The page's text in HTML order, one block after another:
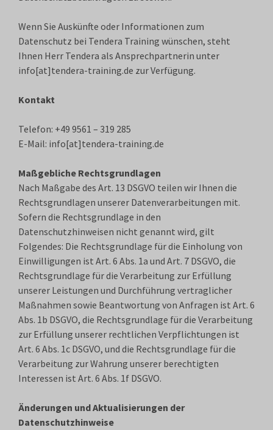
Wenn Sie Auskünfte oder Informationen zum
Datenschutz bei Tendera Training wünschen, steht
Ihnen Herr Tendera als Ansprechpartnerin unter
info[at]tendera-training.de zur Verfügung.
Kontakt
Telefon: +49 9561 – 319 285
E-Mail: info[at]tendera-training.de
Maßgebliche Rechtsgrundlagen
Nach Maßgabe des Art. 13 DSGVO teilen wir Ihnen die
Rechtsgrundlagen unserer Datenverarbeitungen mit.
Sofern die Rechtsgrundlage in den
Datenschutzhinweisen nicht genannt wird, gilt
Folgendes: Die Rechtsgrundlage für die Einholung von
Einwilligungen ist Art. 6 Abs. 1a und Art. 7 DSGVO, die
Rechtsgrundlage für die Verarbeitung zur Erfüllung
unserer Leistungen und Durchführung vertraglicher
Maßnahmen sowie Beantwortung von Anfragen ist Art. 6
Abs. 1b DSGVO, die Rechtsgrundlage für die Verarbeitung
zur Erfüllung unserer rechtlichen Verpflichtungen ist
Art. 6 Abs. 1c DSGVO, und die Rechtsgrundlage für die
Verarbeitung zur Wahrung unserer berechtigten
Interessen ist Art. 6 Abs. 1f DSGVO.
Änderungen und Aktualisierungen der
Datenschutzhinweise